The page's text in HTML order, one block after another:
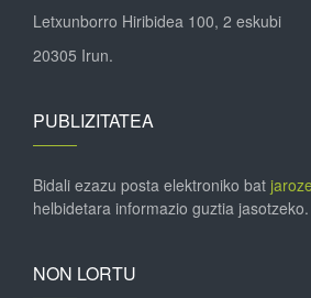
Letxunborro Hiribidea 100, 2 eskubi
20305 Irun.
PUBLIZITATEA
Bidali ezazu posta elektroniko bat
helbidetara informazio guztia jasotzeko.
NON LORTU